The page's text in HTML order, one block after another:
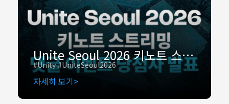
Unite Seoul 2026 키노트 스트리밍 댓글 이벤트 당첨자 발표
#Unity #UniteSeoul2026
자세히 보기